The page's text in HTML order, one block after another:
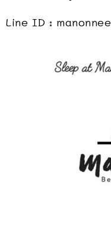
Line ID : manonnee